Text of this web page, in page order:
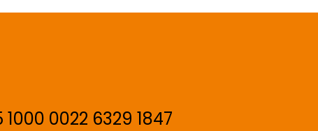
1000 0022 6329 1847